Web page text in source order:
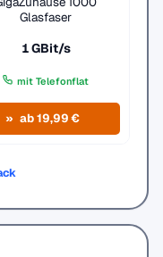
Glasfaser
1 GBit/s
mit Telefonflat
ab 19,99 €